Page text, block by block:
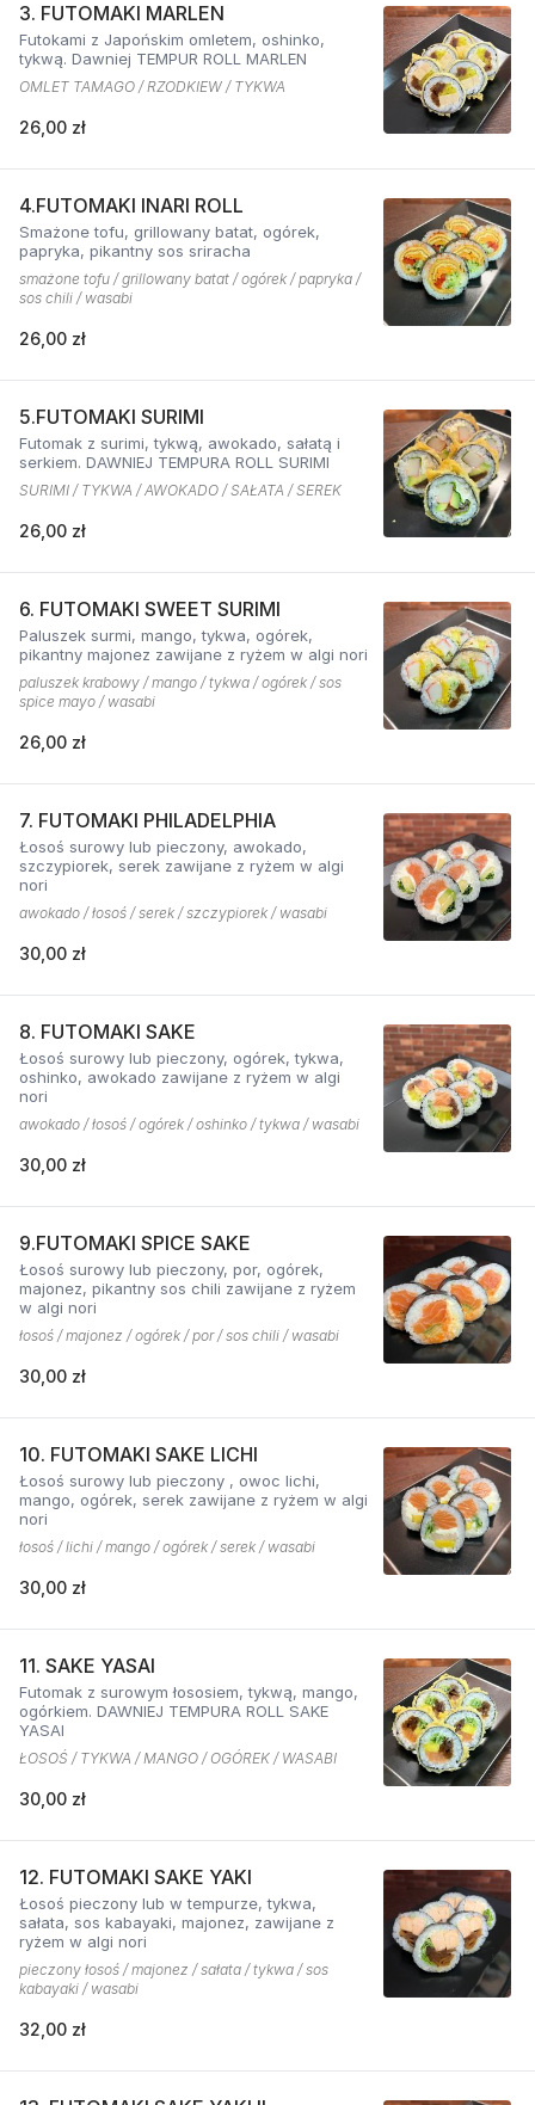
3. FUTOMAKI MARLEN
Futokami z Japońskim omletem, oshinko,
tykwą. Dawniej TEMPUR ROLL MARLEN
OMLET TAMAGO / RZODKIEW / TYKWA
26,00 zł
4.FUTOMAKI INARI ROLL
Smażone tofu, grillowany batat, ogórek,
papryka, pikantny sos sriracha
smażone tofu / grillowany batat / ogórek / papryka /
sos chili / wasabi
26,00 zł
5.FUTOMAKI SURIMI
Futomak z surimi, tykwą, awokado, sałatą i
serkiem. DAWNIEJ TEMPURA ROLL SURIMI
SURIMI / TYKWA / AWOKADO / SAŁATA / SEREK
26,00 zł
6. FUTOMAKI SWEET SURIMI
Paluszek surmi, mango, tykwa, ogórek,
pikantny majonez zawijane z ryżem w algi nori
paluszek krabowy / mango / tykwa / ogórek / sos
spice mayo / wasabi
26,00 zł
7. FUTOMAKI PHILADELPHIA
Łosoś surowy lub pieczony, awokado,
szczypiorek, serek zawijane z ryżem w algi
nori
awokado / łosoś / serek / szczypiorek / wasabi
30,00 zł
8. FUTOMAKI SAKE
Łosoś surowy lub pieczony, ogórek, tykwa,
oshinko, awokado zawijane z ryżem w algi
nori
awokado / łosoś / ogórek / oshinko / tykwa / wasabi
30,00 zł
9.FUTOMAKI SPICE SAKE
Łosoś surowy lub pieczony, por, ogórek,
majonez, pikantny sos chili zawijane z ryżem
w algi nori
łosoś / majonez / ogórek / por / sos chili / wasabi
30,00 zł
10. FUTOMAKI SAKE LICHI
Łosoś surowy lub pieczony , owoc lichi,
mango, ogórek, serek zawijane z ryżem w algi
nori
łosoś / lichi / mango / ogórek / serek / wasabi
30,00 zł
11. SAKE YASAI
Futomak z surowym łososiem, tykwą, mango,
ogórkiem. DAWNIEJ TEMPURA ROLL SAKE
YASAI
ŁOSOŚ / TYKWA / MANGO / OGÓREK / WASABI
30,00 zł
12. FUTOMAKI SAKE YAKI
Łosoś pieczony lub w tempurze, tykwa,
sałata, sos kabayaki, majonez, zawijane z
ryżem w algi nori
pieczony łosoś / majonez / sałata / tykwa / sos
kabayaki / wasabi
32,00 zł